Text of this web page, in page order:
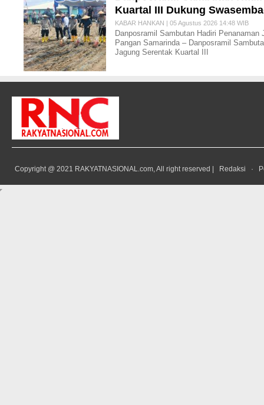
Kuartal III Dukung
KABAR HANKAN | 05 Agustus 2026 14:48 WIB
Danposramil Sambutan Hadiri
Pangan Samarinda – Danposramil
Jagung Serentak Kuartal III
Copyright @ 2021 RAKYATNASIONAL.com, All right reserved | Redaksi ·